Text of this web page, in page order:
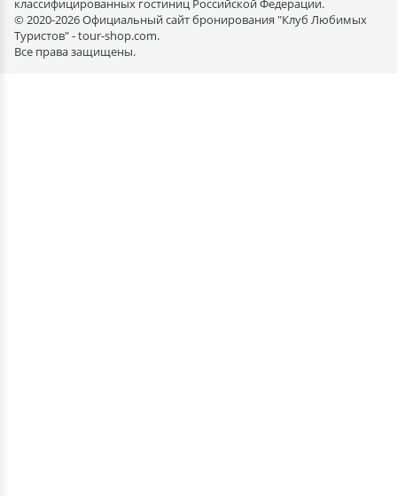
классифицированных гостиниц Российской Федерации.
© 2020-2026 Официальный сайт бронирования "Клуб Любимых
Туристов" - tour-shop.com.
Все права защищены.